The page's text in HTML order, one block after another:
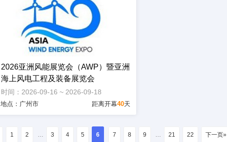
2026亚洲风能展览会（AWP）暨亚洲
海上风电工程及装备展览会
时间：2026-09-16 ~ 2026-09-18
地点：广州市 距离开幕40天
1 2 … 3 4 5 6 7 8 9 … 21 22 下一页»